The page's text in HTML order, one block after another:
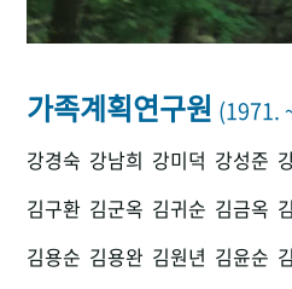
가족계획연구원 (1971.
강경숙 강남희 강미덕 강성준
김구환 김군옥 김귀순 김금옥
김용순 김용완 김원년 김윤순